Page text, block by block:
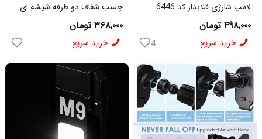
چسب شفاف دو طرفه شیشه ای
کد 6490
۳۶۸,۰۰۰ تومان
خرید سریع
لامپ شارژی قلابدار کد 6446
۴۹۸,۰۰۰ تومان
خرید سریع 4